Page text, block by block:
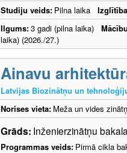
Studiju veids: Pilna laika
Ilgums:3 gadi (pilna laika)
laika) (2026./27.)
Ainavu
Latvijas Biozinātņu un
Norises vieta: Meža un vides
Grāds: Inženierzinātņu
Programmas veids: Pirmā cikla